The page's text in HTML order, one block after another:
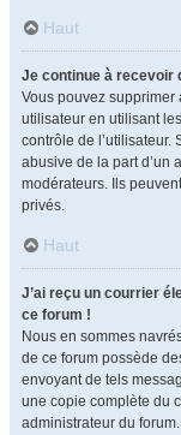
Haut
Je continue à recevoir
Vous pouvez supprimer
utilisateur en utilisant
contrôle de l’utilisateur.
abusive de la part d’un
modérateurs. Ils
privés.
Haut
J’ai reçu un courrier
ce forum !
Nous en sommes
de ce forum possède
envoyant de tels
une copie complète du
administrateur du